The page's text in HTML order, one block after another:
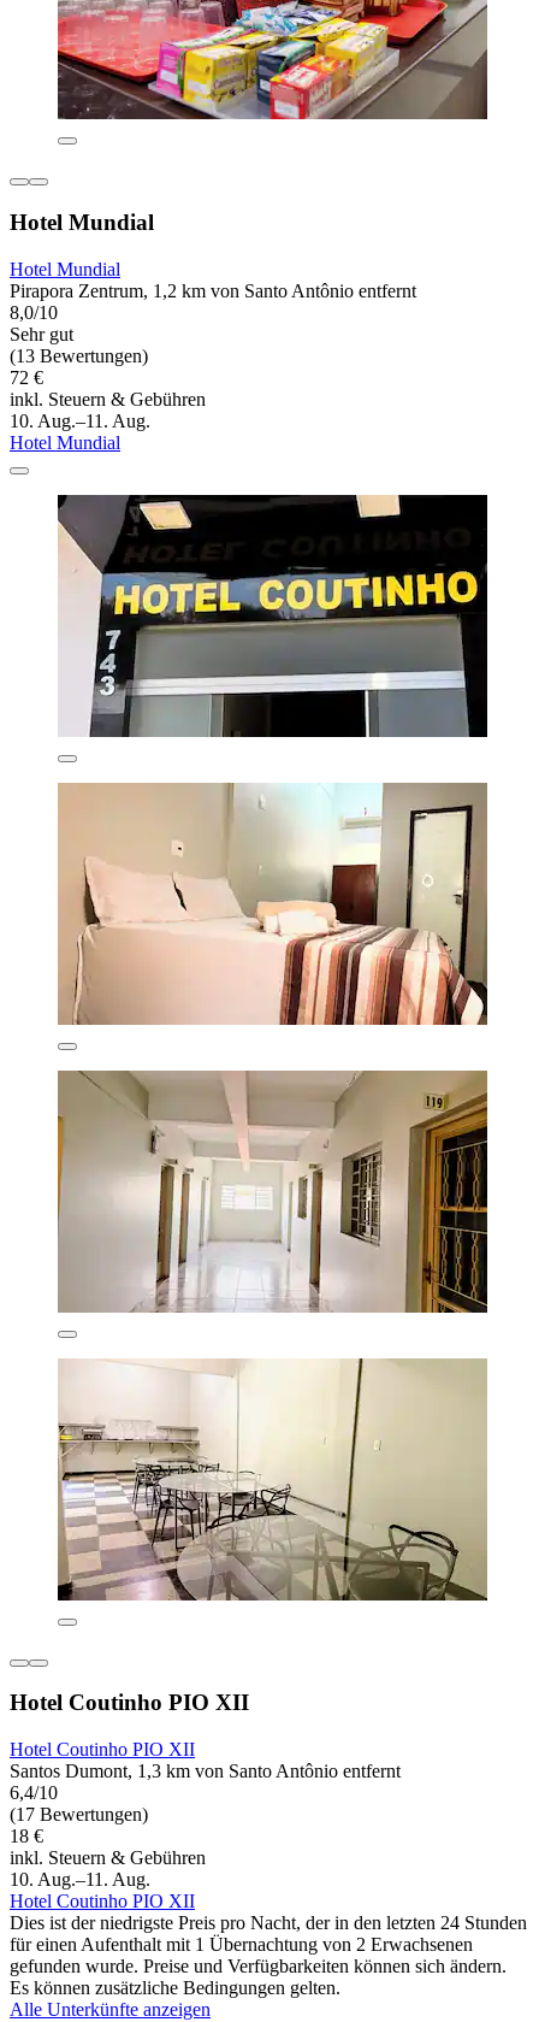
Hotel Mundial
Hotel Mundial
Pirapora Zentrum, 1,2 km von Santo Antônio entfernt
8,0/10
Sehr gut
(13 Bewertungen)
72 €
inkl. Steuern & Gebühren
10. Aug.–11. Aug.
Hotel Mundial
Hotel Coutinho PIO XII
Hotel Coutinho PIO XII
Santos Dumont, 1,3 km von Santo Antônio entfernt
6,4/10
(17 Bewertungen)
18 €
inkl. Steuern & Gebühren
10. Aug.–11. Aug.
Hotel Coutinho PIO XII
Dies ist der niedrigste Preis pro Nacht, der in den letzten 24 Stunden
für einen Aufenthalt mit 1 Übernachtung von 2 Erwachsenen
gefunden wurde. Preise und Verfügbarkeiten können sich ändern.
Es können zusätzliche Bedingungen gelten.
Alle Unterkünfte anzeigen